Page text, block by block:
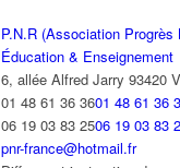
P.N.R (Association Progrès
Éducation & Enseignement
6, allée Alfred Jarry 93420
01 48 61 36 3601 48 61 36
06 19 03 83 2506 19 03 83
pnr-france@hotmail.fr